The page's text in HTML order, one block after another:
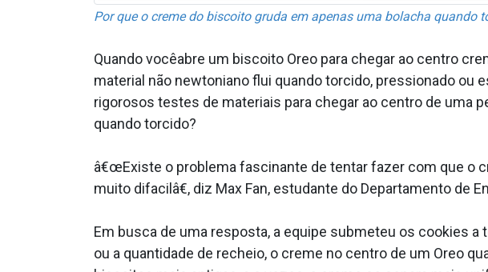
Por que o creme do biscoito gruda em apenas uma bolacha quando
Quando vocêabre um biscoito Oreo para chegar ao centro
material não newtoniano flui quando torcido, pressionado
rigorosos testes de materiais para chegar ao centro de uma
quando torcido?
â€œExiste o problema fascinante de tentar fazer com que o
muito difa­cilâ€, diz Max Fan, estudante do Departamento de
Em busca de uma resposta, a equipe submeteu os cookies
ou a quantidade de recheio, o creme no centro de um Oreo